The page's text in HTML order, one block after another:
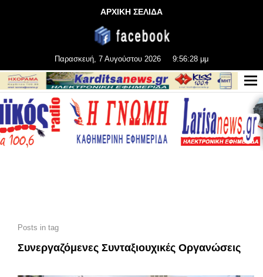
ΑΡΧΙΚΗ ΣΕΛΙΔΑ
Παρασκευή, 7 Αυγούστου 2026 9:56:28 μμ
Posts in tag
Συνεργαζόμενες Συνταξιουχικές Οργανώσεις